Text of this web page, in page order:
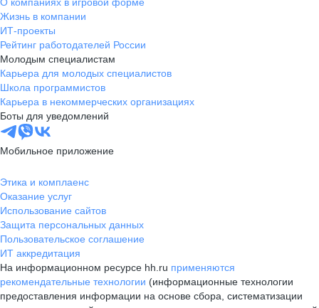
Жизнь в компании
ИТ-проекты
Рейтинг работодателей России
Молодым специалистам
Карьера для молодых специалистов
Школа программистов
Карьера в некоммерческих организациях
Боты для уведомлений
Мобильное приложение
Этика и комплаенс
Оказание услуг
Использование сайтов
Защита персональных данных
Пользовательское соглашение
ИТ аккредитация
На информационном ресурсе hh.ru применяются
рекомендательные технологии (информационные технологии
предоставления информации на основе сбора, систематизации